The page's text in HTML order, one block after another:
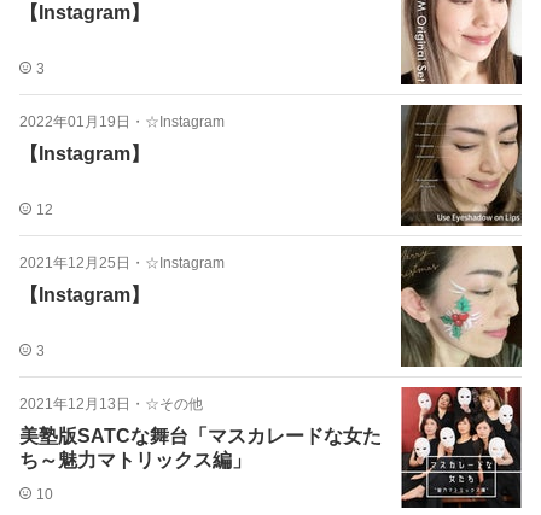
【Instagram】
3
2022年01月19日 ・ ☆Instagram
【Instagram】
12
2021年12月25日 ・ ☆Instagram
【Instagram】
3
2021年12月13日 ・ ☆その他
美塾版SATCな舞台「マスカレードな女た
ち～魅力マトリックス編」
10